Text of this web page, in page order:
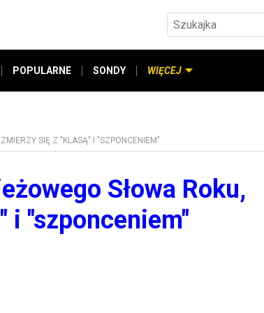
POPULARNE SONDY WIĘCEJ
SIĘ Z "KLASĄ" I "SZPONCENIEM"
Słowa Roku,
i "szponceniem"